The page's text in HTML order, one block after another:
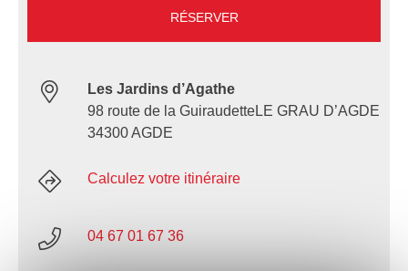
RÉSERVER
Les Jardins d’Agathe
98 route de la GuiraudetteLE GRAU D’AGDE
34300 AGDE
Calculez votre itinéraire
04 67 01 67 36